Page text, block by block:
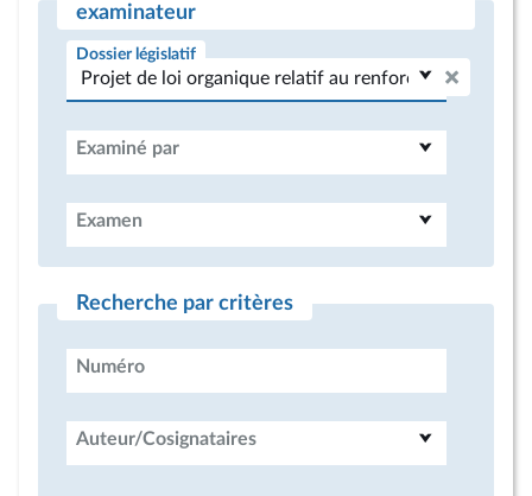
examinateur
Dossier législatif
Examiné par
Examen
Recherche par critères
Numéro
Auteur/Cosignataires